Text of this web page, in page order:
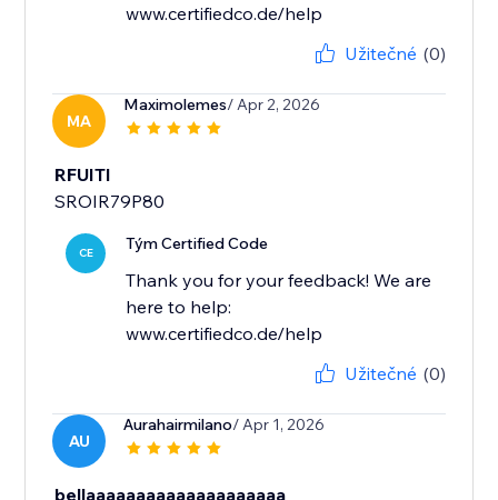
www.certifiedco.de/help
Užitečné (0)
MA
Maximolemes/ Apr 2, 2026
RFUITI
SROIR79P80
CE Tým Certified Code
Thank you for your feedback! We are
here to help:
www.certifiedco.de/help
Užitečné (0)
AU
Aurahairmilano/ Apr 1, 2026
bellaaaaaaaaaaaaaaaaaaaa